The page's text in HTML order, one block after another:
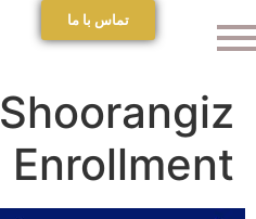
تماس با ما
Shoorangiz
Enrollment